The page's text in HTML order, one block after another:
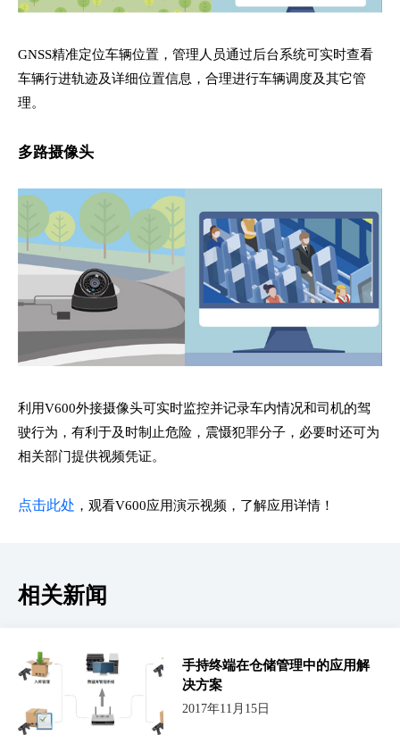
GNSS精准定位车辆位置，管理人员通过后台系统可实时查看
车辆行进轨迹及详细位置信息，合理进行车辆调度及其它管
理。
多路摄像头
利用V600外接摄像头可实时监控并记录车内情况和司机的驾
驶行为，有利于及时制止危险，震慑犯罪分子，必要时还可为
相关部门提供视频凭证。
点击此处 ，观看V600应用演示视频，了解应用详情！
相关新闻
手持终端在仓储管理中的应用解
决方案
2017年11月15日